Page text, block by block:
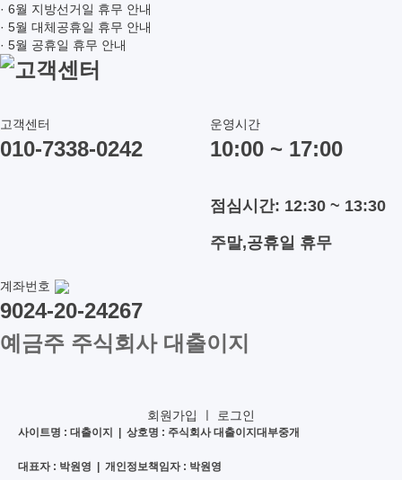
· 6월 지방선거일 휴무 안내
· 5월 대체공휴일 휴무 안내
· 5월 공휴일 휴무 안내
고객센터
고객센터
010-7338-0242
운영시간
10:00 ~ 17:00
점심시간: 12:30 ~ 13:30
주말,공휴일 휴무
계좌번호
9024-20-24267
예금주 주식회사 대출이지
회원가입 로그인
사이트명 : 대출이지 | 상호명 : 주식회사 대출이지대부중개
대표자 : 박원영 | 개인정보책임자 : 박원영